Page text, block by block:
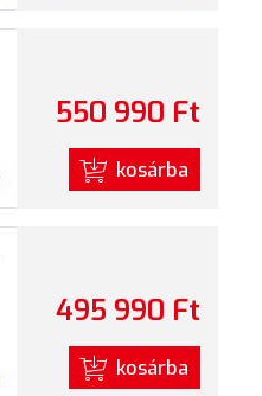
550 990 Ft
kosárba
495 990 Ft
kosárba